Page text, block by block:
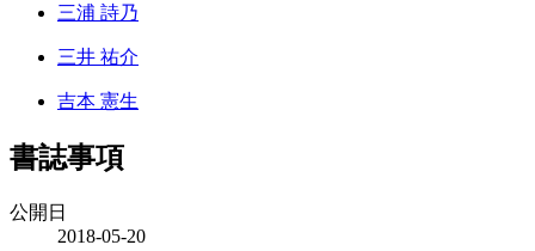
三浦 詩乃
三井 祐介
吉本 憲生
書誌事項
公開日
2018-05-20